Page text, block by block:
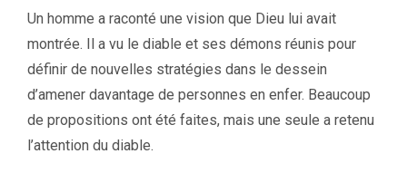
Un homme a raconté une vision que Dieu lui avait
montrée. Il a vu le diable et ses démons réunis pour
définir de nouvelles stratégies dans le dessein
d’amener davantage de personnes en enfer. Beaucoup
de propositions ont été faites, mais une seule a retenu
l’attention du diable.